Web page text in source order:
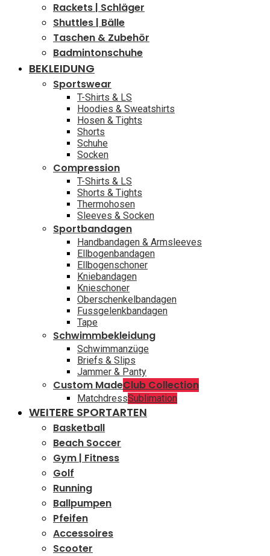
Rackets | Schläger
Shuttles | Bälle
Taschen & Zubehör
Badmintonschuhe
BEKLEIDUNG
Sportswear
T-Shirts & LS
Hoodies & Sweatshirts
Hosen & Tights
Shorts
Schuhe
Socken
Compression
T-Shirts & LS
Shorts & Tights
Thermohosen
Sleeves & Socken
Sportbandagen
Handbandagen & Armsleeves
Ellbogenbandagen
Ellbogenschoner
Kniebandagen
Knieschoner
Oberschenkelbandagen
Fussgelenkbandagen
Tape
Schwimmbekleidung
Schwimmanzüge
Briefs & Slips
Jammer & Panty
Custom MadeClub Collection
MatchdressSublimation
WEITERE SPORTARTEN
Basketball
Beach Soccer
Gym | Fitness
Golf
Running
Ballpumpen
Pfeifen
Accessoires
Scooter